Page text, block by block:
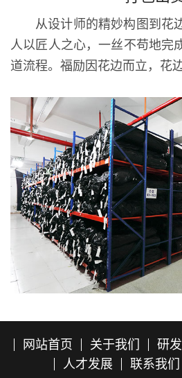
从设计师的精妙构图到花
人以匠人之心，一丝不苟地完
道流程。福励因花边而立，花
网站首页 关于我们 研
人才发展
联系我们